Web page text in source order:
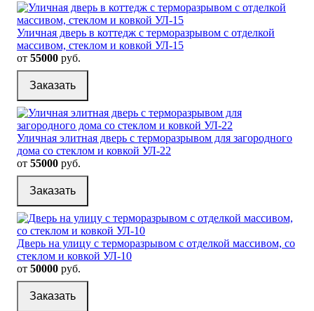
Уличная дверь в коттедж с терморазрывом с отделкой
массивом, стеклом и ковкой УЛ-15
от 55000 руб.
Заказать
Уличная элитная дверь с терморазрывом для загородного
дома со стеклом и ковкой УЛ-22
от 55000 руб.
Заказать
Дверь на улицу с терморазрывом с отделкой массивом, со
стеклом и ковкой УЛ-10
от 50000 руб.
Заказать